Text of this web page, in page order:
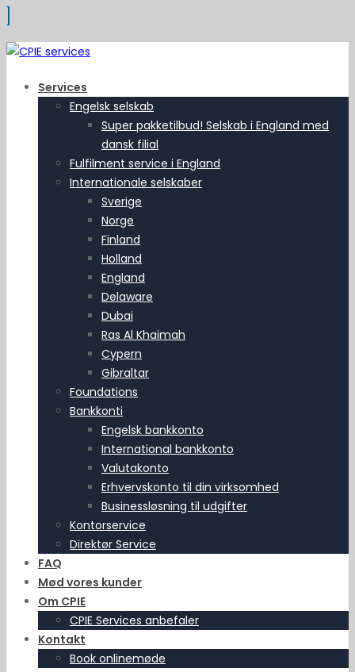
Services
Engelsk selskab
Super pakketilbud! Selskab i England med
dansk filial
Fulfilment service i England
Internationale selskaber
Sverige
Norge
Finland
Holland
England
Delaware
Dubai
Ras Al Khaimah
Cypern
Gibraltar
Foundations
Bankkonti
Engelsk bankkonto
International bankkonto
Valutakonto
Erhvervskonto til din virksomhed
Businessløsning til udgifter
Kontorservice
Direktør Service
FAQ
Mød vores kunder
Om CPIE
CPIE Services anbefaler
Kontakt
Book onlinemøde